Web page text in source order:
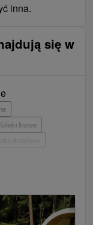
inna.
się w
linowe